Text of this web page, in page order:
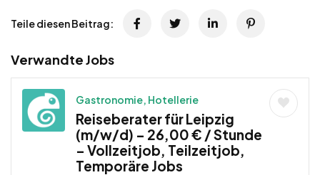
Teile diesen Beitrag:
Verwandte Jobs
Gastronomie, Hotellerie
Reiseberater für Leipzig
(m/w/d) – 26,00 € / Stunde
– Vollzeitjob, Teilzeitjob,
Temporäre Jobs